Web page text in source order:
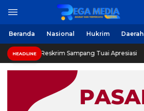
Beranda Nasional Hukrim Daerah
HEADLINESampang Tuai Apresiasi